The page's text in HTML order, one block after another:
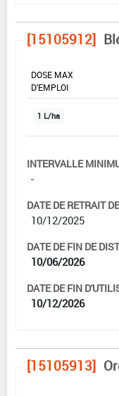
[15105912]
DOSE MAX
D'EMPLOI
1 L/ha
INTERVALLE
-
DATE DE RETRAIT
10/12/2025
DATE DE FIN DE
10/06/2026
DATE DE FIN
10/12/2026
[15105913]